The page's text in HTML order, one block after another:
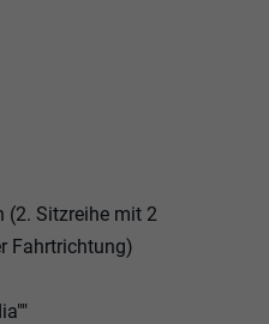
(2. Sitzreihe mit 2
Fahrtrichtung)